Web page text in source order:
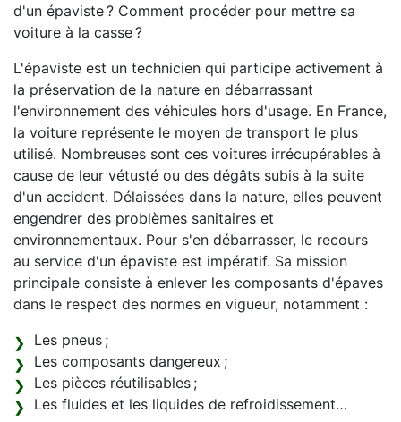
d'un épaviste ? Comment procéder pour mettre sa
voiture à la casse ?
L'épaviste est un technicien qui participe activement à
la préservation de la nature en débarrassant
l'environnement des véhicules hors d'usage. En France,
la voiture représente le moyen de transport le plus
utilisé. Nombreuses sont ces voitures irrécupérables à
cause de leur vétusté ou des dégâts subis à la suite
d'un accident. Délaissées dans la nature, elles peuvent
engendrer des problèmes sanitaires et
environnementaux. Pour s'en débarrasser, le recours
au service d'un épaviste est impératif. Sa mission
principale consiste à enlever les composants d'épaves
dans le respect des normes en vigueur, notamment :
Les pneus ;
Les composants dangereux ;
Les pièces réutilisables ;
Les fluides et les liquides de refroidissement…